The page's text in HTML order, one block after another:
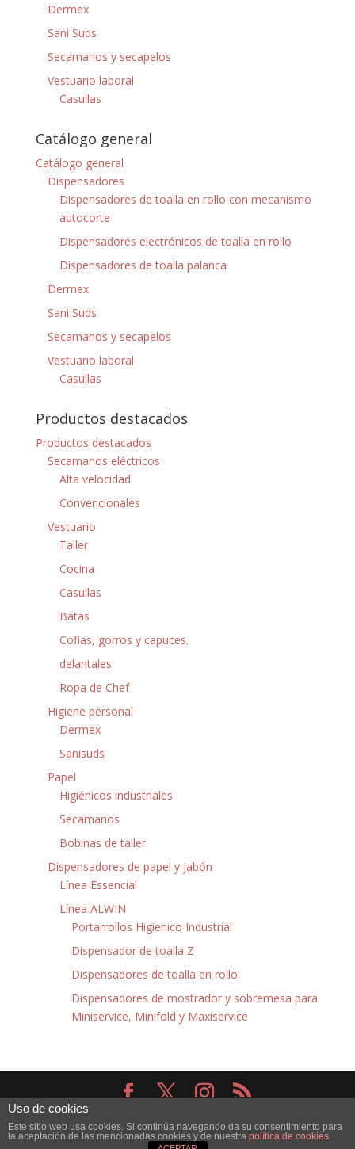
Dermex
Sani Suds
Secamanos y secapelos
Vestuario laboral
Casullas
Catálogo general
Catálogo general
Dispensadores
Dispensadores de toalla en rollo con mecanismo
autocorte
Dispensadores electrónicos de toalla en rollo
Dispensadores de toalla palanca
Dermex
Sani Suds
Secamanos y secapelos
Vestuario laboral
Casullas
Productos destacados
Productos destacados
Secamanos eléctricos
Alta velocidad
Convencionales
Vestuario
Taller
Cocina
Casullas
Batas
Cofias, gorros y capuces.
delantales
Ropa de Chef
Higiene personal
Dermex
Sanisuds
Papel
Higiénicos industriales
Secamanos
Bobinas de taller
Dispensadores de papel y jabón
Línea Essencial
Línea ALWIN
Portarrollos Higienico Industrial
Dispensador de toalla Z
Dispensadores de toalla en rollo
Dispensadores de mostrador y sobremesa para
Miniservice, Minifold y Maxiservice
Elegant Themes
WordPress
Uso de cookies
Este sitio web usa cookies. Si continúa navegando da su consentimiento para
la aceptación de las mencionadas cookies y de nuestra política de cookies.